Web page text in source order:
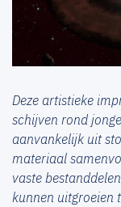
Deze artistieke
schijven rond
aanvankelijk uit
materiaal
vaste
kunnen uitgroeien